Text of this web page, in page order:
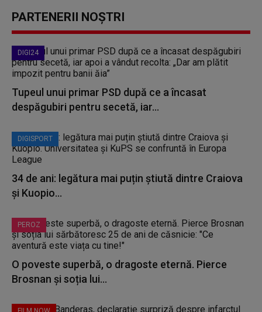
PARTENERII NOȘTRI
DIGI24
Tupeul unui primar PSD după ce a încasat
despăgubiri pentru secetă, iar...
DIGISPORT
34 de ani: legătura mai puțin știută dintre Craiova
și Kuopio...
PEROZ
O poveste superbă, o dragoste eternă. Pierce
Brosnan și soția lui...